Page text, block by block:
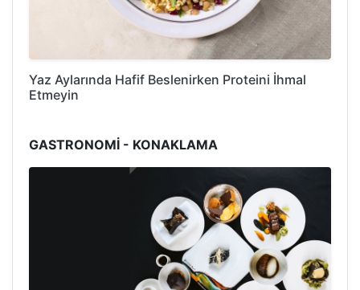
Yaz Aylarında Hafif Beslenirken Proteini İhmal
Etmeyin
GASTRONOMİ - KONAKLAMA